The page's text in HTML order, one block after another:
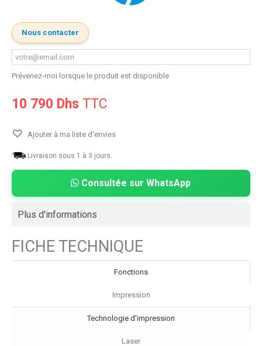
Nous contacter
Prévenez-moi lorsque le produit est disponible
10 790 Dhs TTC
Ajouter à ma liste d'envies
Livraison sous 1 à 3 jours.
Consultée sur WhatsApp
Plus d'informations
FICHE TECHNIQUE
Fonctions
Impression
Technologie d'impression
Laser